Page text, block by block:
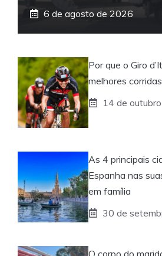
6 de agosto de 2026
Por que o Giro
melhores
14 de
As 4 principais
Espanha nas
em família
30 de
O corpo do